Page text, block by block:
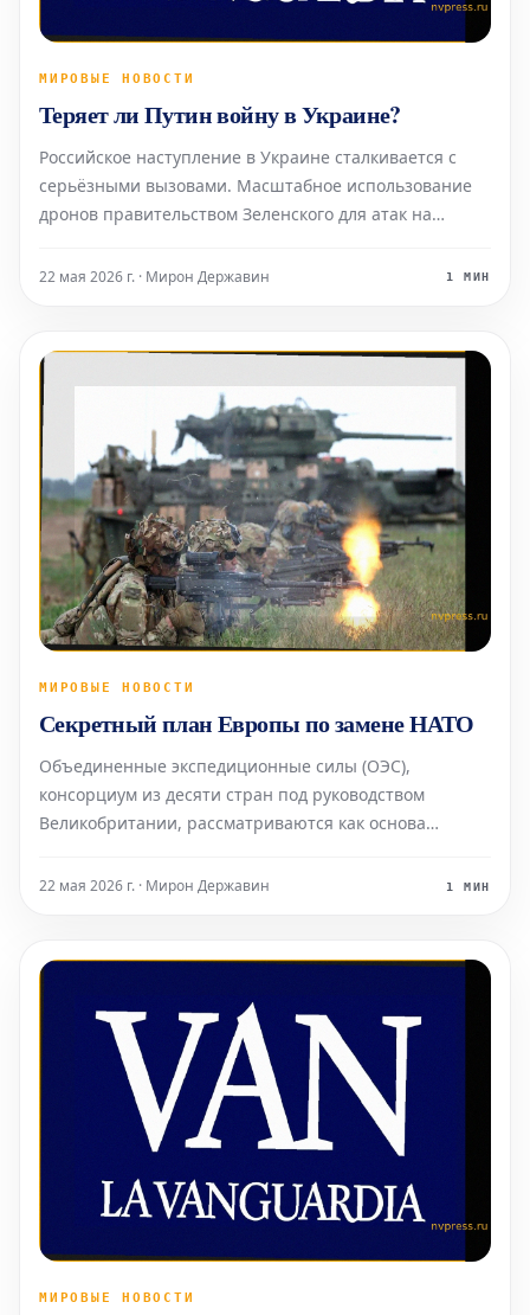
МИРОВЫЕ НОВОСТИ
Теряет ли Путин войну в Украине?
Российское наступление в Украине сталкивается с
серьёзными вызовами. Масштабное использование
дронов правительством Зеленского для атак на
перелому в конфликте, меняя ход боевых действий
22 мая 2026 г. · Мирон Державин 1 МИН
МИРОВЫЕ НОВОСТИ
Секретный план Европы по замене НАТО
Объединенные экспедиционные силы (ОЭС),
консорциум из десяти стран под руководством
Великобритании, рассматриваются как основа
22 мая 2026 г. · Мирон Державин 1 МИН
МИРОВЫЕ НОВОСТИ